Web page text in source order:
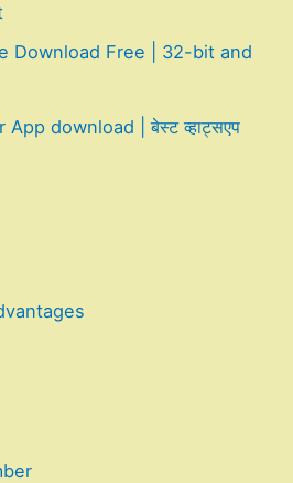
Download Free | 32-bit and
download | बेस्ट व्हाट्सएप